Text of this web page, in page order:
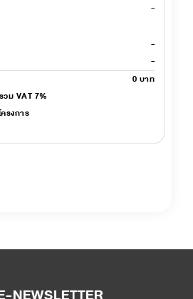
-
-
-
0 บาท
ม VAT 7%
รงการ